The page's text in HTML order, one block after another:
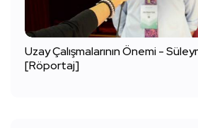
Uzay Çalışmalarının Önemi -
[Röportaj]